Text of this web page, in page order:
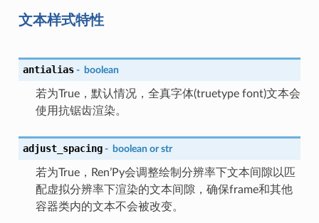
文本样式特性
antialias - boolean
若为True，默认情况，全真字体(truetype font)文本会
使用抗锯齿渲染。
adjust_spacing - boolean or str
若为True，Ren’Py会调整绘制分辨率下文本间隙以匹
配虚拟分辨率下渲染的文本间隙，确保frame和其他
容器类内的文本不会被改变。